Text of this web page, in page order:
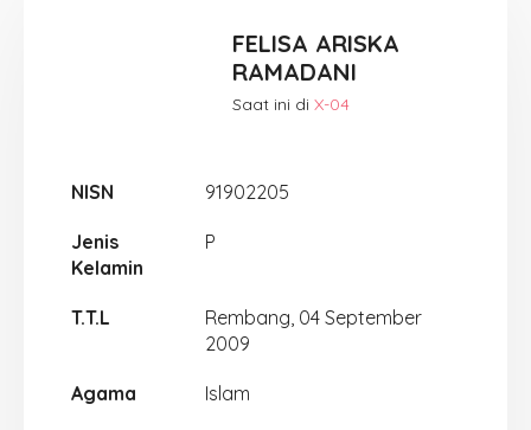
FELISA ARISKA
RAMADANI
Saat ini diX-04
NISN 91902205
Jenis
Kelamin
P
T.T.L
Rembang, 04 September
2009
Agama Islam